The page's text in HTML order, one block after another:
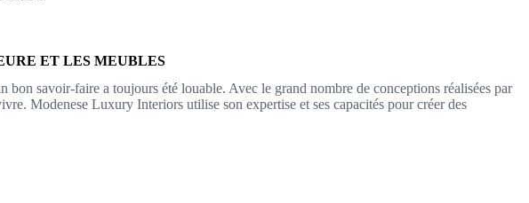
ET LES MEUBLES
savoir-faire a toujours été louable. Avec le grand nombre de conceptions réalisées par
Modenese Luxury Interiors utilise son expertise et ses capacités pour créer des